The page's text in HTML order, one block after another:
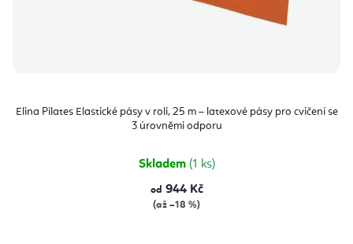
Elina Pilates Elastické pásy v roli, 25 m – latexové pásy pro cvičení se
3 úrovněmi odporu
Skladem (1 ks)
od 944 Kč
(až –18 %)